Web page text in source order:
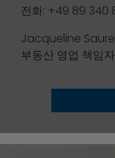
전화: +49 89 340
Jacqueline
부동산 영업 책임자